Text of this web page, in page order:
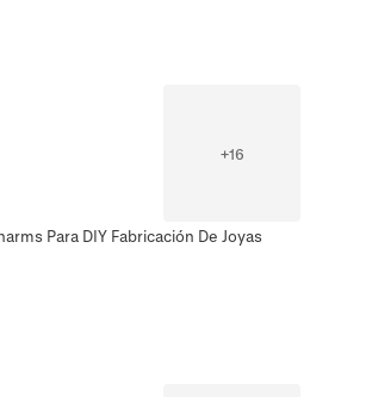
+16
Para DIY Fabricación De Joyas